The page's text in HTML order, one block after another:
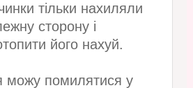
тільки нахиляли
сторону і
його нахуй.
помилятися у